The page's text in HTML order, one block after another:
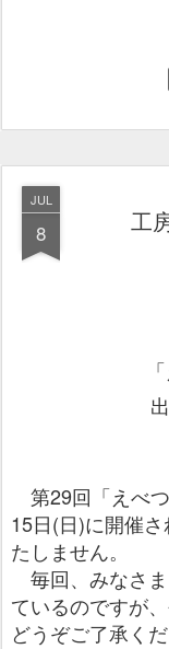
JUL
8 工
第29回「えべ
15日(日)に開催
たしません。
毎回、みなさ
ているのですが
どうぞご了承くだ